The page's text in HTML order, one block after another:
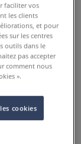
faciliter vos
les clients
et pour
sur les centres
outils dans le
pas accepter
comment nous
».
cookies